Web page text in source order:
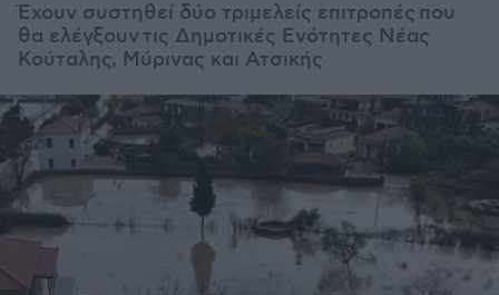
Έχουν συστηθεί δύο τριμελείς επιτροπές που
θα ελέγξουν τις Δημοτικές Ενότητες Νέας
Κούταλης, Μύρινας και Ατσικής